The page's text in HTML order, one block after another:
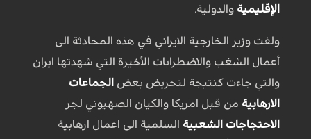
الإقليمية والدولية.
ولفت وزير الخارجية الايراني في هذه المحادثة الى
أعمال الشغب والاضطرابات الأخيرة التي شهدتها ايران
والتي جاءت كنتيجة لتحريض بعض الجماعات
الارهابية من قبل امريكا والكيان الصهيوني لجر
الاحتجاجات الشعبية السلمية الى اعمال ارهابية